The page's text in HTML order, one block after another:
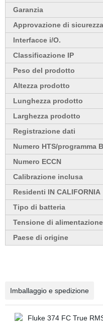
Garanzia
Approvazione di sicurezza
Interfacce i/O.
Classificazione IP
Peso del prodotto
Altezza prodotto
Lunghezza prodotto
Larghezza prodotto
Registrazione dati
Numero HTS/programma
Numero ECCN
Calibrazione inclusa
Residenti IN CALIFORNIA
Tipo di batteria
Tensione di alimentazione
Paese di origine
Imballaggio e spedizione